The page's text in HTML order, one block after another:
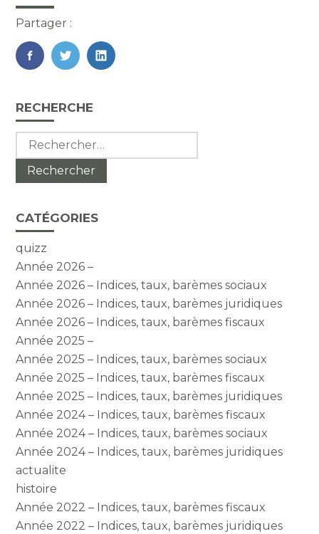
Partager :
FaceBook
TwitterLinkedIn
Blog
sidebar
RECHERCHE
Rechercher :
CATÉGORIES
quizz
Année 2026 –
Année 2026 – Indices, taux, barèmes sociaux
Année 2026 – Indices, taux, barèmes juridiques
Année 2026 – Indices, taux, barèmes fiscaux
Année 2025 –
Année 2025 – Indices, taux, barèmes sociaux
Année 2025 – Indices, taux, barèmes fiscaux
Année 2025 – Indices, taux, barèmes juridiques
Année 2024 – Indices, taux, barèmes fiscaux
Année 2024 – Indices, taux, barèmes sociaux
Année 2024 – Indices, taux, barèmes juridiques
actualite
histoire
Année 2022 – Indices, taux, barèmes fiscaux
Année 2022 – Indices, taux, barèmes juridiques